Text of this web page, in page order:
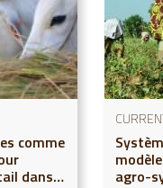
comme
dans agro-